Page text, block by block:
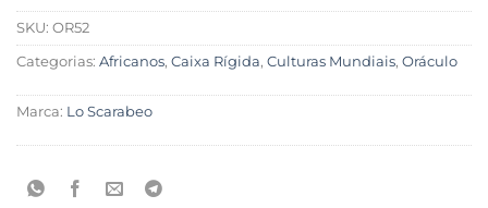
SKU: OR52
Categorias: Africanos, Caixa Rígida, Culturas Mundiais, Oráculo
Marca: Lo Scarabeo